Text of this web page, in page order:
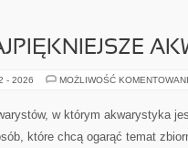
- 2026 MOŻLIWOŚĆ
w którym akwarystyka
które chcą ogarąć temat